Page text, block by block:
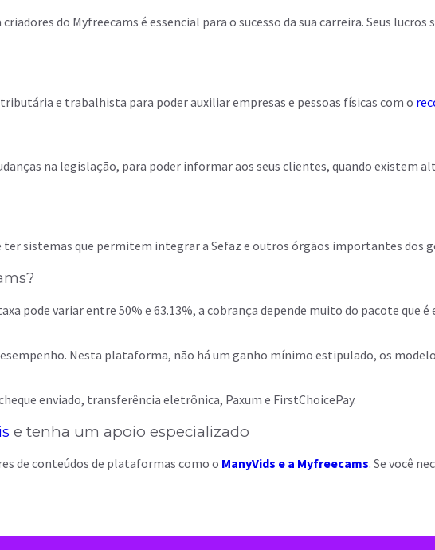
do Myfreecams é essencial para o sucesso da sua carreira. Seus
e trabalhista para poder auxiliar empresas e pessoas físicas com o
na legislação, para poder informar aos seus clientes, quando existem
sistemas que permitem integrar a Sefaz e outros órgãos importantes dos
pode variar entre 50% e 63.13%, a cobrança depende muito do pacote que
Nesta plataforma, não há um ganho mínimo estipulado, os
enviado, transferência eletrônica, Paxum e FirstChoicePay.
e tenha um apoio especializado
de conteúdos de plataformas como o ManyVids e a Myfreecams. Se você